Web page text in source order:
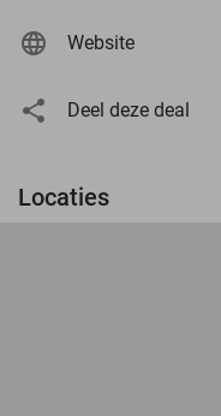
Website
Deel deze deal
Locaties